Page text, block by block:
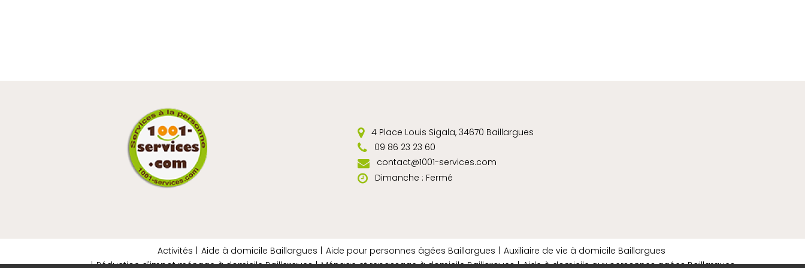
4 Place Louis Sigala, 34670 Baillargues
09 86 23 23 60
contact@1001-services.com
Dimanche : Fermé
Activités Aide à domicile Baillargues Aide pour personnes âgées Baillargues
Auxiliaire de vie à domicile Baillargues
Réduction d'impot ménage à domicile Baillargues
Ménage et repassage à domicile Baillargues Aide à domicile aux personnes agées Baillargues